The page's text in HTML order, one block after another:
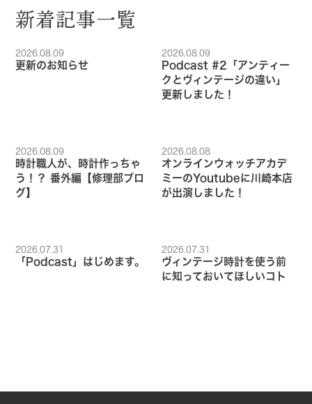
新着記事一覧
2026.08.09
更新のお知らせ
2026.08.09
Podcast #2「アンティー
クとヴィンテージの違い」
更新しました！
2026.08.09
時計職人が、時計作っちゃ
う！？ 番外編【修理部ブロ
グ】
2026.08.08
オンラインウォッチアカデ
ミーのYoutubeに川崎本店
が出演しました！
2026.07.31
「Podcast」はじめます。
2026.07.31
ヴィンテージ時計を使う前
に知っておいてほしいコト